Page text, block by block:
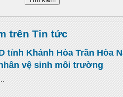
trên Tin tức
tỉnh Khánh Hòa Trần Hòa
vệ sinh môi trường